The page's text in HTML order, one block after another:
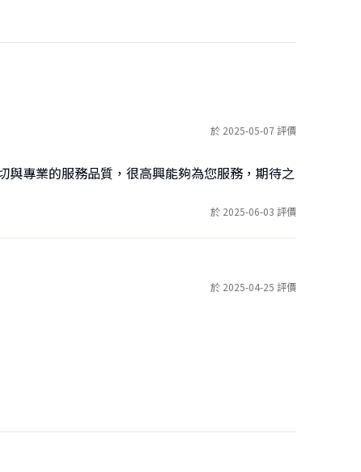
於 2025-05-07 評價
專業的服務品質，很高興能夠為您服務，期待之
於 2025-06-03 評價
於 2025-04-25 評價